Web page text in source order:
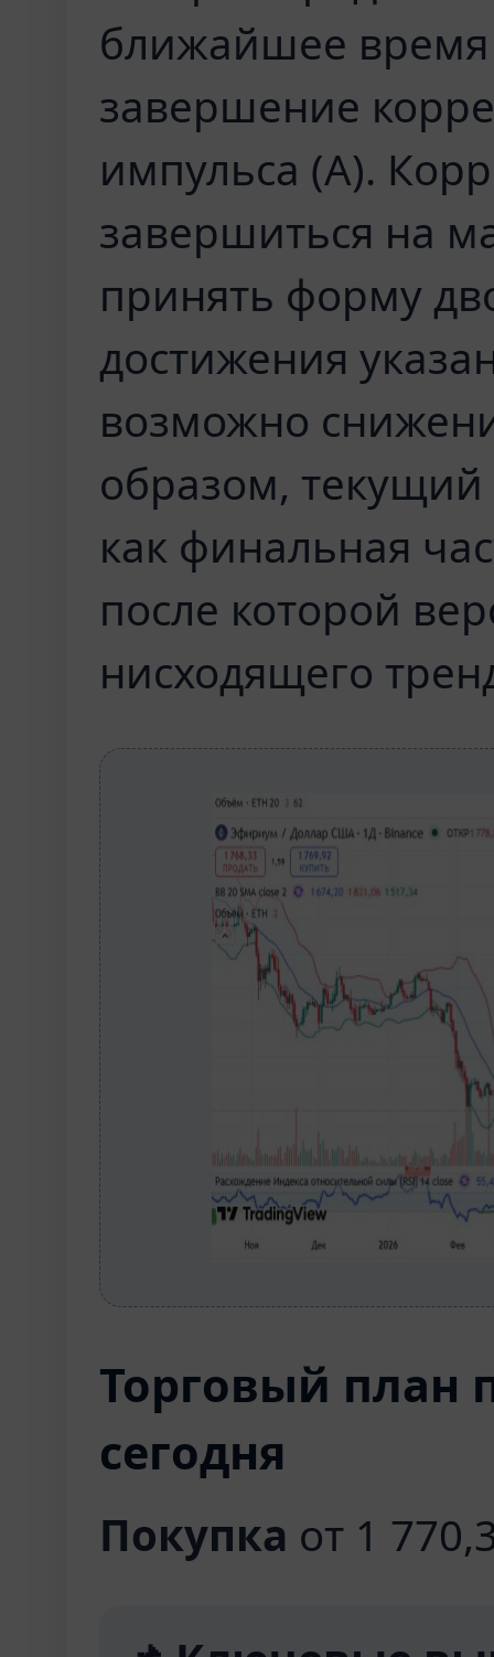
ближайшее время
завершение
импульса (A).
завершиться на
принять форму
достижения
возможно
образом, текущий
как финальная
после которой
нисходящего
Торговый план
сегодня
Покупка от 1